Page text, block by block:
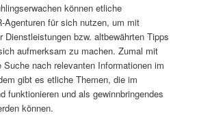
können etliche
Agenturen für sich nutzen, um mit
Dienstleistungen bzw. altbewährten Tipps
aufmerksam zu machen. Zumal mit
nach relevanten Informationen im
gibt es etliche Themen, die im
funktionieren und als gewinnbringendes
können.